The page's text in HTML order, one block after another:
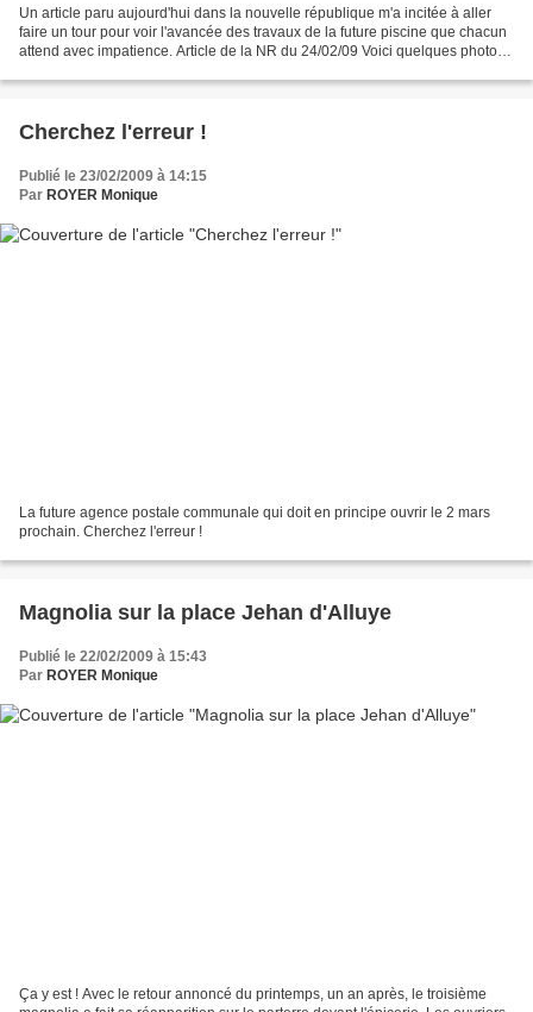
Un article paru aujourd'hui dans la nouvelle république m'a incitée à aller
faire un tour pour voir l'avancée des travaux de la future piscine que chacun
attend avec impatience. Article de la NR du 24/02/09 Voici quelques photos
Cherchez l'erreur !
Publié le 23/02/2009 à 14:15
Par ROYER Monique
La future agence postale communale qui doit en principe ouvrir le 2 mars
prochain. Cherchez l'erreur !
Magnolia sur la place Jehan d'Alluye
Publié le 22/02/2009 à 15:43
Par ROYER Monique
Ça y est ! Avec le retour annoncé du printemps, un an après, le troisième